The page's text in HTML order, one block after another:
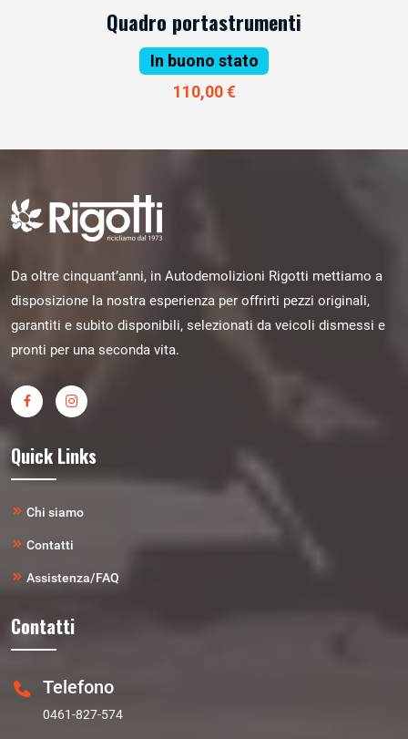
Quadro portastrumenti
In buono stato
110,00 €
Da oltre cinquant’anni, in Autodemolizioni Rigotti mettiamo a
disposizione la nostra esperienza per offrirti pezzi originali,
garantiti e subito disponibili, selezionati da veicoli dismessi e
pronti per una seconda vita.
Quick Links
Chi siamo
Contatti
Assistenza/FAQ
Contatti
Telefono
0461-827-574